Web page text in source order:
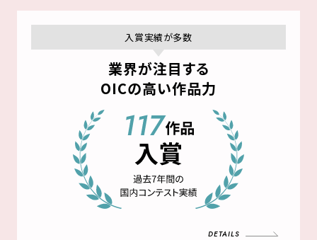
入賞実績が多数
業界が注目する
OICの高い作品力
DETAILS